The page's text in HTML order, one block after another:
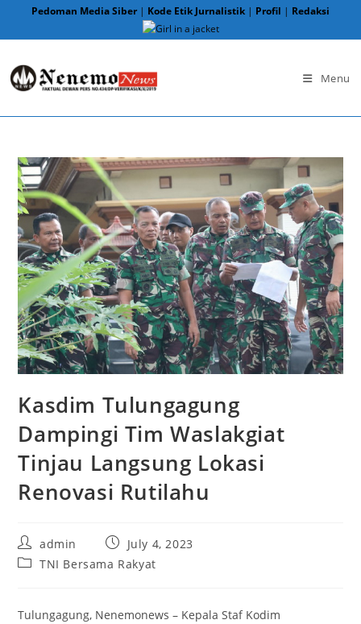
Pedoman Media Siber| Kode Etik Jurnalistik | Profil | Redaksi
Menu
Kasdim Tulungagung
Dampingi Tim Waslakgiat
Tinjau Langsung Lokasi
Renovasi Rutilahu
Post
author:
admin
Post
published:
July 4, 2023
PostTNI Bersama Rakyat
Tulungagung, Nenemonews – Kepala Staf Kodim